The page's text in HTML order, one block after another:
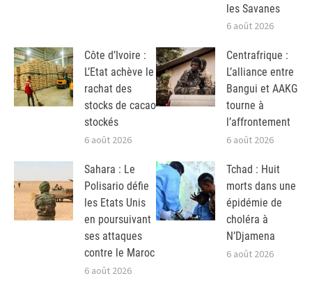
les Savanes
6 août 2026
Côte d’Ivoire :
L’Etat achève le
rachat des
stocks de cacao
stockés
6 août 2026
Centrafrique :
L’alliance entre
Bangui et AAKG
tourne à
l’affrontement
6 août 2026
Sahara : Le
Polisario défie
les Etats Unis
en poursuivant
ses attaques
contre le Maroc
6 août 2026
Tchad : Huit
morts dans une
épidémie de
choléra à
N’Djamena
6 août 2026